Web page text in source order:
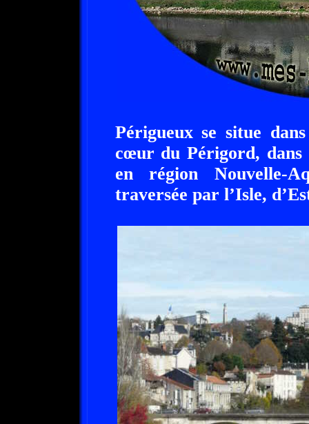
Périgueux se situe
cœur du Périgord, dans
en région Nouvelle-
traversée par l’Isle,